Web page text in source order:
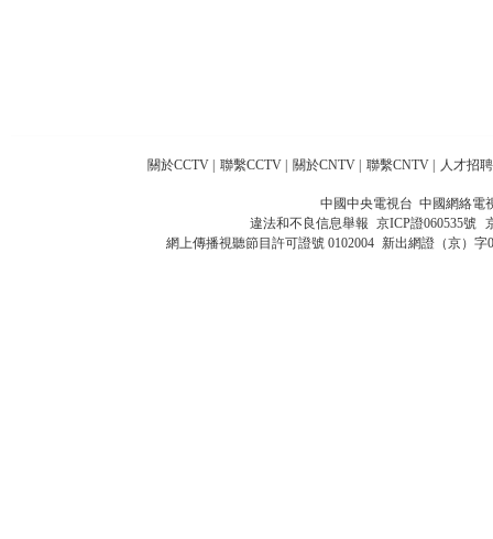
關於CCTV 聯繫CCTV 關於CNTV 聯繫CNTV 人才招聘
中國中央電視台 中國網絡電
違法和不良信息舉報 京ICP證060535號
網上傳播視聽節目許可證號 0102004 新出網證（京）